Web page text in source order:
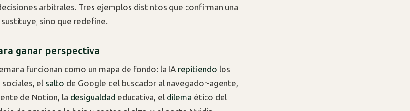
arbitrales. Tres ejemplos distintos que confirman una
sino que redefine.
ganar perspectiva
funcionan como un mapa de fondo: la IA repitiendo los
el salto de Google del buscador al navegador-agente,
de Notion, la desigualdad educativa, el dilema ético del